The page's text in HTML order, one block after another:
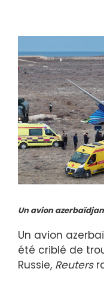
Un avion
Un avion
été criblé de
Russie, Reuters